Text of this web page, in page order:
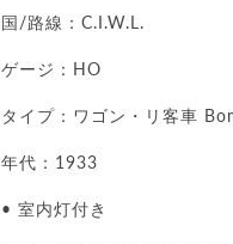
国/路線：C.I.W.L.
ゲージ：HO
タイプ：ワゴン・リ客車
年代：1933
• 室内灯付き